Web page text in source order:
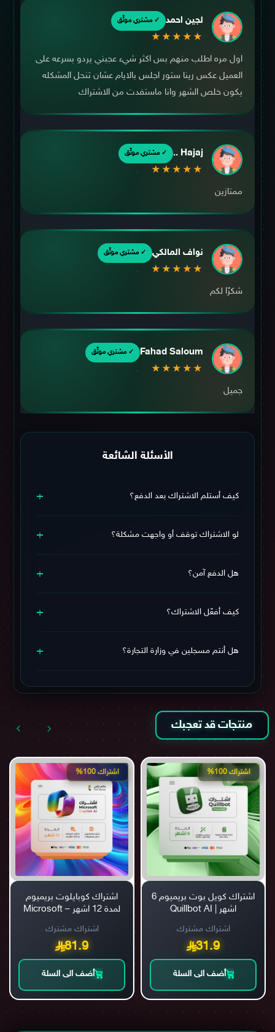
لجين احمد ✓ مشتري موثّق
★★★★★
اول مره اطلب منهم بس اكثر شيء عجبني يردو بسرعه على
العميل عكس رينا ستور اجلس بالايام عشان تنحل المشكله
يكون خلص الشهر وانا ماستفدت من الاشتراك
Hajaj .. ✓ مشتري موثّق
★★★★★
ممتازين
نواف المالكي ✓ مشتري موثّق
★★★★★
شكرًا لكم
Fahad Saloum ✓ مشتري موثّق
★★★★★
جميل
الأسئلة الشائعة
كيف أستلم الاشتراك بعد الدفع؟ +
عملية الدفع خلال وقت قصير.
لو الاشتراك توقف أو واجهت مشكلة؟ +
فني مستمر طوال فترة الاشتراك، فلا تقلق.
هل الدفع آمن؟ +
ماستركارد – Apple Pay) 🔒
كيف أفعّل الاشتراك؟ +
وطريقة التفعيل بعد الشراء مباشرة. وفي حال احتجت أي
هل أنتم مسجلين في وزارة التجارة؟ +
الأعمال السعودية، ويمكنك التحقق من ذلك عبر المعلومات
منتجات قد تعجبك
اشتراك 100%
اشتراك كويل بوت بريميوم 6
اشهر | Quillbot AI
اشتراك مشترك
31.9
أضف الى السلة
اشتراك 100%
اشتراك كوبايلوت بريميوم
لمدة 12 اشهر – Microsoft
اشتراك مشترك
81.9
أضف الى السلة